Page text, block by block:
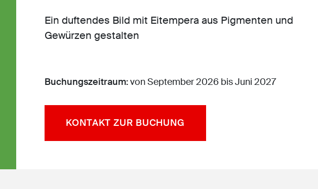
Ein duftendes Bild mit Eitempera aus Pigmenten und
Gewürzen gestalten
Buchungszeitraum:von September 2026 bis Juni 2027
KONTAKT ZUR BUCHUNG